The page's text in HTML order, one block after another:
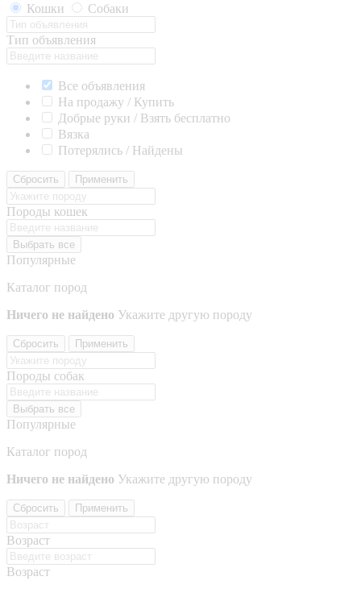
Кошки
Собаки
Тип объявления
Все объявления
На продажу / Купить
Добрые руки / Взять бесплатно
Вязка
Потерялись / Найдены
Сбросить Применить
Породы кошек
Выбрать все
Популярные
Каталог пород
Ничего не найдено Укажите другую породу
Сбросить Применить
Породы собак
Выбрать все
Популярные
Каталог пород
Ничего не найдено Укажите другую породу
Сбросить Применить
Возраст
Возраст